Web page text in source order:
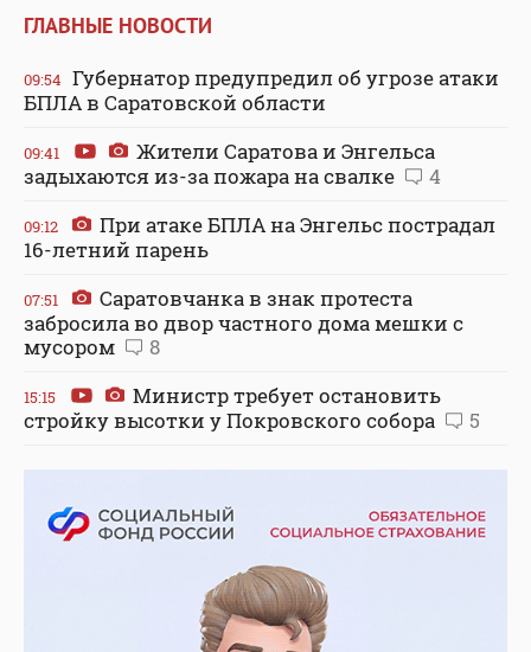
ГЛАВНЫЕ НОВОСТИ
09:54 Губернатор предупредил об угрозе атаки
БПЛА в Саратовской области
09:41
Жители Саратова и Энгельса
задыхаются из-за пожара на свалке
4
09:12
При атаке БПЛА на Энгельс пострадал
16-летний парень
07:51
Саратовчанка в знак протеста
забросила во двор частного дома мешки с
мусором
8
15:15
Министр требует остановить
стройку высотки у Покровского собора
5